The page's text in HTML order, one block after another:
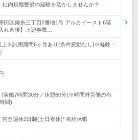
社内規程整備の経験を活かしませんか？
田区錦糸三丁目2番地1号 アルカイースト6階
れ直後】上記事業…
上※試用期間6ヶ月あり(条件変動なし)※経験・
働7時間30分／休憩60分)※時間外労働の有
間)
完全週休2日制(土日祝休)* 有給休暇